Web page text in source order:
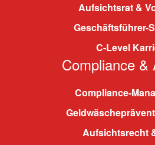
Aufsichtsrat &
Geschäftsführer-
C-Level
Compliance &
Compliance-
Aufsichtsrecht